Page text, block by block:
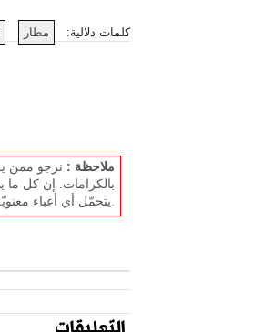
كلمات دلالية: مطار
ملاحظة : نرجو ممن
بالكرامات. إن كل ما